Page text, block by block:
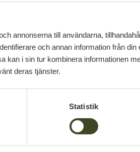
annonserna till användarna,
och annan information från din
kan i sin tur kombinera informationen
deras tjänster.
Statistik